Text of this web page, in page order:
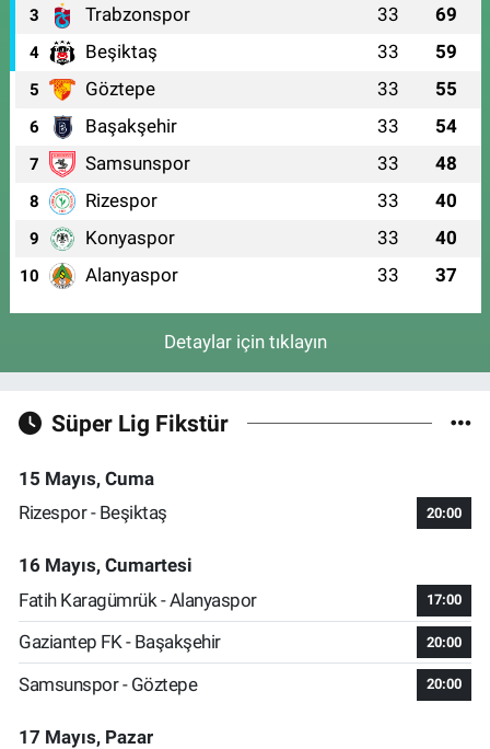
3 Trabzonspor 33 69
4 Beşiktaş 33 59
5 Göztepe 33 55
6 Başakşehir 33 54
7 Samsunspor 33 48
8 Rizespor 33 40
9 Konyaspor 33 40
10 Alanyaspor 33 37
Detaylar için tıklayın
Süper Lig Fikstür
15 Mayıs, Cuma
Rizespor - Beşiktaş
20:00
16 Mayıs, Cumartesi
Fatih Karagümrük - Alanyaspor
17:00
Gaziantep FK - Başakşehir 20:00
Samsunspor - Göztepe 20:00
17 Mayıs, Pazar